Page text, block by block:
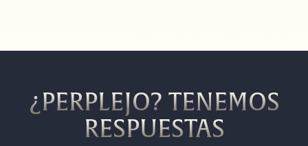
¿PERPLEJO? TENEMOS
RESPUESTAS